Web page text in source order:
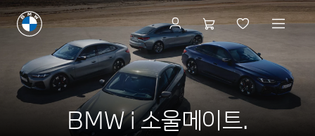
BMW i 소울메이트.